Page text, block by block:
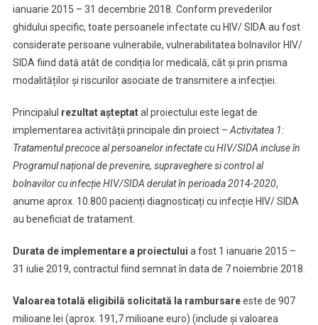
ianuarie 2015 – 31 decembrie 2018 Conform prevederilor
ghidului specific, toate persoanele infectate cu HIV/ SIDA au fost
considerate persoane vulnerabile, vulnerabilitatea bolnavilor HIV/
SIDA fiind dată atât de condiția lor medicală, cât şi prin prisma
modalităților şi riscurilor asociate de transmitere a infecției.
Principalul rezultat așteptatal proiectului este legat de
implementarea activității principale din proiect – Activitatea 1:
Tratamentul precoce al persoanelor infectate cu HIV/SIDA incluse în
Programul național de prevenire, supraveghere si control al
bolnavilor cu infecție HIV/SIDA derulat în perioada 2014-2020,
anume aprox. 10.800 pacienți diagnosticați cu infecție HIV/ SIDA
au beneficiat de tratament.
Durata de implementare a proiectului a fost 1 ianuarie 2015 –
31 iulie 2019, contractul fiind semnat în data de 7 noiembrie 2018.
Valoarea totală eligibilă solicitată la rambursareeste de 907
milioane lei (aprox. 191,7 milioane euro) (include şi valoarea